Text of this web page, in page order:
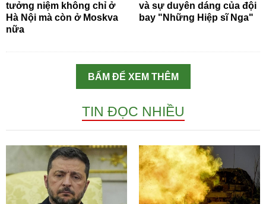
tưởng niệm không chỉ ở
Hà Nội mà còn ở Moskva
nữa
và sự duyên dáng của đội
bay "Những Hiệp sĩ Nga"
BẤM ĐỂ XEM THÊM
TIN ĐỌC NHIỀU